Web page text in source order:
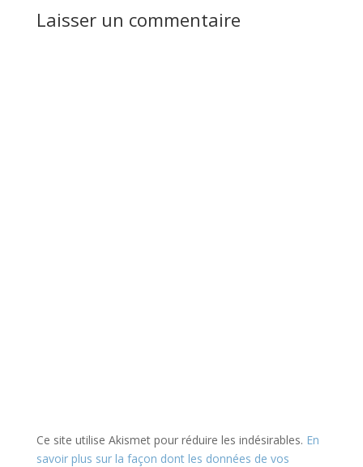
Laisser un commentaire
Ce site utilise Akismet pour réduire les indésirables. En
savoir plus sur la façon dont les données de vos